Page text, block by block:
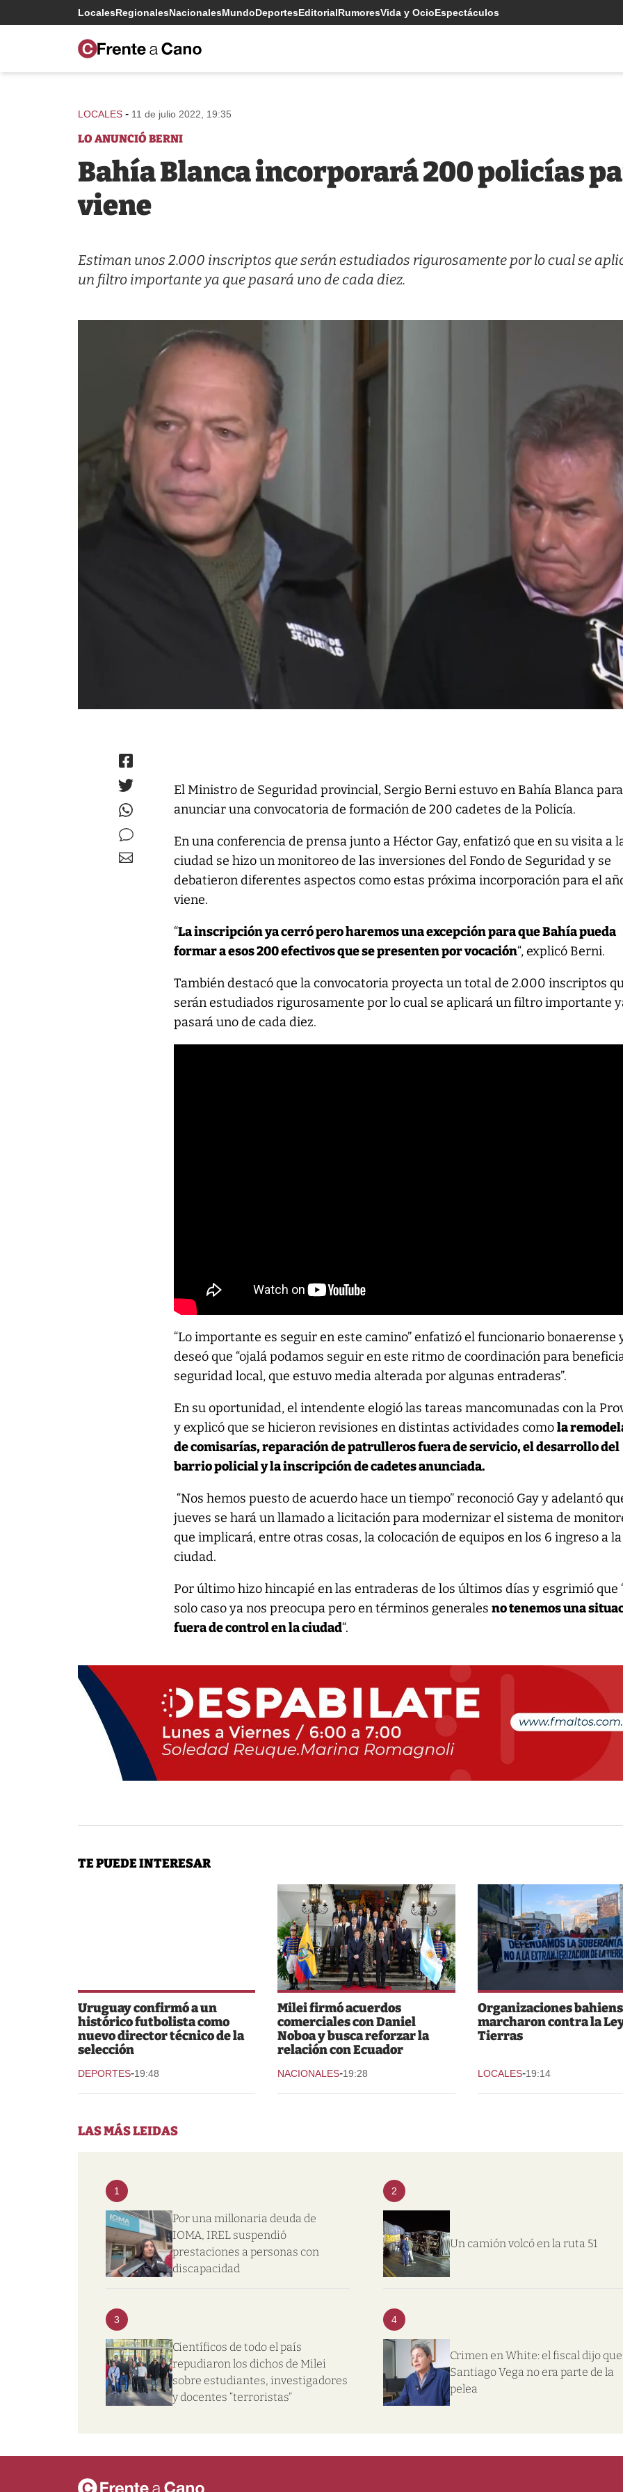
LocalesRegionalesNacionalesMundoDeportesEditorialRumoresVida y OcioEspectáculos
LOCALES - 11 de julio 2022, 19:35
LO ANUNCIÓ BERNI
Bahía Blanca incorporará 200 policías
viene
Estiman unos 2.000 inscriptos que serán estudiados rigurosamente por lo cual se
un filtro importante ya que pasará uno de cada diez.
El Ministro de Seguridad provincial, Sergio Berni estuvo en Bahía Blanca para
anunciar una convocatoria de formación de 200 cadetes de la Policía.
En una conferencia de prensa junto a Héctor Gay, enfatizó que en su visita a
ciudad se hizo un monitoreo de las inversiones del Fondo de Seguridad y se
debatieron diferentes aspectos como estas próxima incorporación para el
viene.
“La inscripción ya cerró pero haremos una excepción para que Bahía pueda
formar a esos 200 efectivos que se presenten por vocación“, explicó Berni.
También destacó que la convocatoria proyecta un total de 2.000 inscriptos
serán estudiados rigurosamente por lo cual se aplicará un filtro importante
pasará uno de cada diez.
“Lo importante es seguir en este camino” enfatizó el funcionario bonaerense
deseó que “ojalá podamos seguir en este ritmo de coordinación para
seguridad local, que estuvo media alterada por algunas entraderas”.
En su oportunidad, el intendente elogió las tareas mancomunadas con la
y explicó que se hicieron revisiones en distintas actividades comola
de comisarías, reparación de patrulleros fuera de servicio, el desarrollo del
barrio policial y la inscripción de cadetes anunciada.
“Nos hemos puesto de acuerdo hace un tiempo” reconoció Gay y adelantó
jueves se hará un llamado a licitación para modernizar el sistema de
que implicará, entre otras cosas, la colocación de equipos en los 6 ingreso a la
ciudad.
Por último hizo hincapié en las entraderas de los últimos días y esgrimió que
solo caso ya nos preocupa pero en términos generalesno tenemos una
fuera de control en la ciudad“.
TE PUEDE INTERESAR
Uruguay confirmó a un
histórico futbolista como
nuevo director técnico de la
selección
DEPORTES-19:48
Milei firmó acuerdos
comerciales con Daniel
Noboa y busca reforzar la
relación con Ecuador
NACIONALES-19:28
Organizaciones
marcharon contra la
Tierras
LOCALES-19:14
LAS MÁS LEIDAS
1
Por una millonaria deuda de
IOMA, IREL suspendió
prestaciones a personas con
discapacidad
2
Un camión volcó en la ruta 51
3
Científicos de todo el país
repudiaron los dichos de Milei
sobre estudiantes, investigadores
y docentes “terroristas”
4
Crimen en White: el fiscal dijo que
Santiago Vega no era parte de la
pelea